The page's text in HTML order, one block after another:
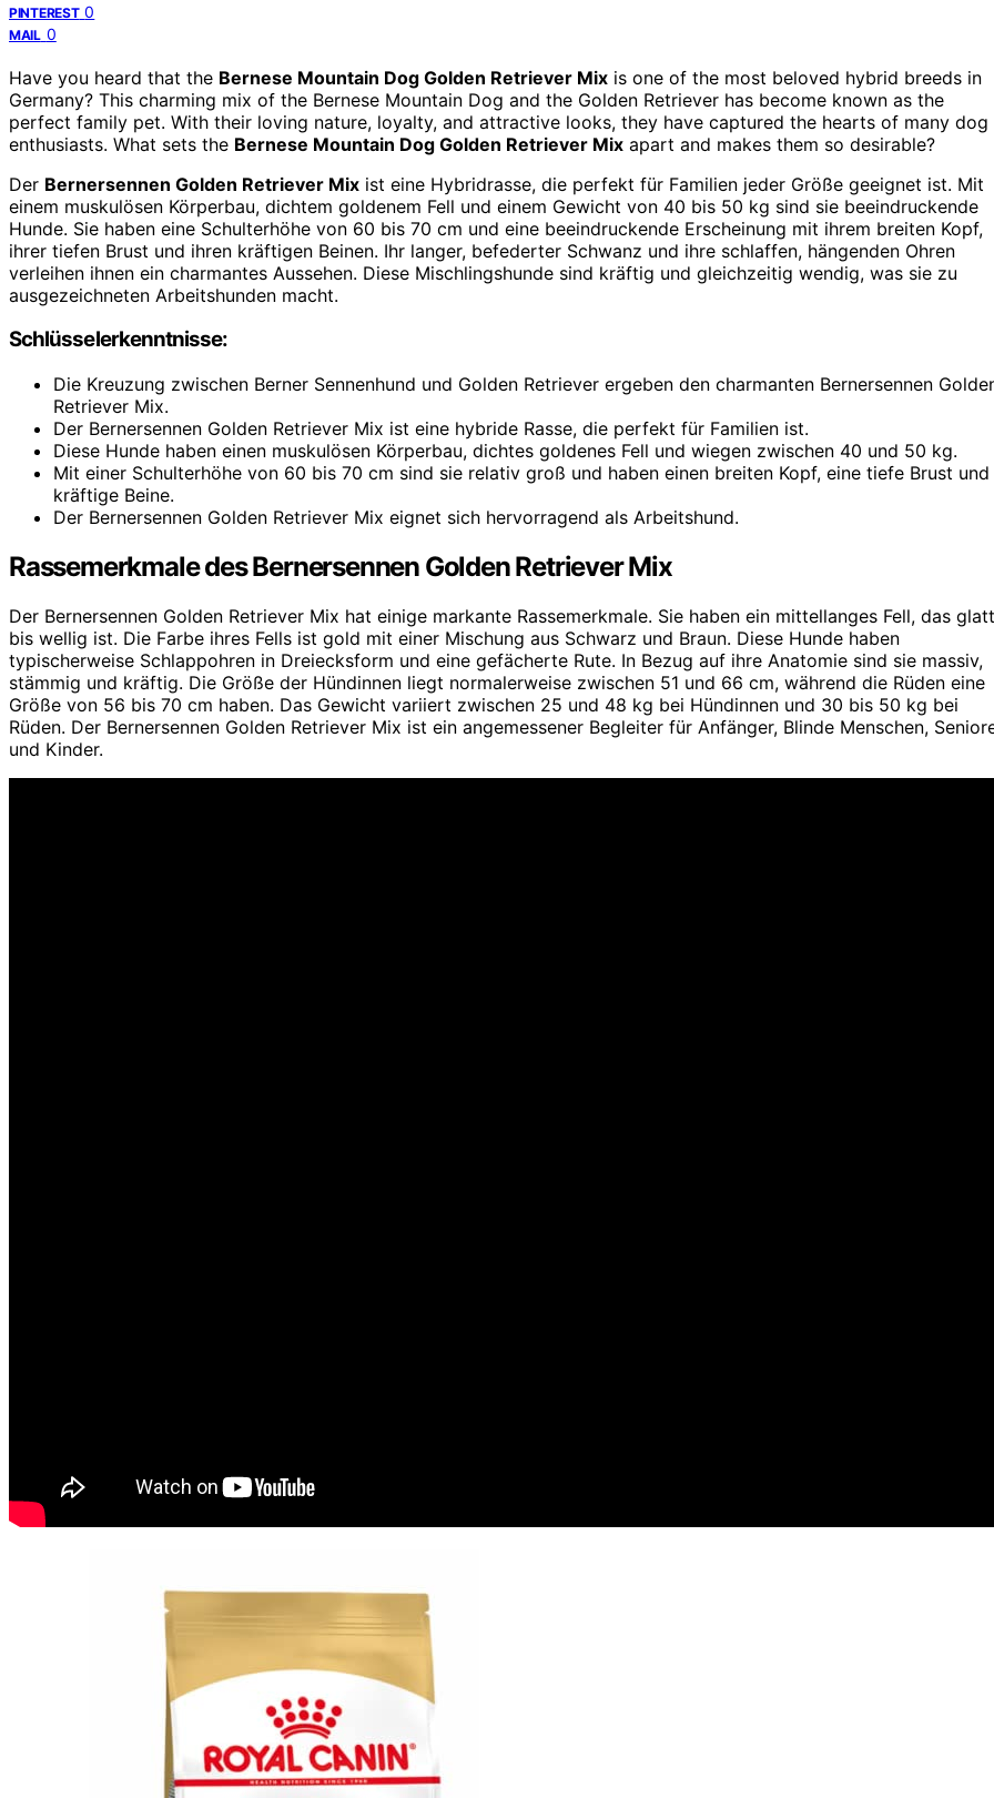
PINTEREST 0
MAIL 0
Have you heard that the Bernese Mountain Dog Golden Retriever Mix is one of the most beloved hybrid breeds in
Germany? This charming mix of the Bernese Mountain Dog and the Golden Retriever has become known as the
perfect family pet. With their loving nature, loyalty, and attractive looks, they have captured the hearts of many dog
enthusiasts. What sets the Bernese Mountain Dog Golden Retriever Mix apart and makes them so desirable?
Der Bernersennen Golden Retriever Mix ist eine Hybridrasse, die perfekt für Familien jeder Größe geeignet ist. Mit
einem muskulösen Körperbau, dichtem goldenem Fell und einem Gewicht von 40 bis 50 kg sind sie beeindruckende
Hunde. Sie haben eine Schulterhöhe von 60 bis 70 cm und eine beeindruckende Erscheinung mit ihrem breiten Kopf,
ihrer tiefen Brust und ihren kräftigen Beinen. Ihr langer, befederter Schwanz und ihre schlaffen, hängenden Ohren
verleihen ihnen ein charmantes Aussehen. Diese Mischlingshunde sind kräftig und gleichzeitig wendig, was sie zu
ausgezeichneten Arbeitshunden macht.
Schlüsselerkenntnisse:
Die Kreuzung zwischen Berner Sennenhund und Golden Retriever ergeben den charmanten Bernersennen
Retriever Mix.
Der Bernersennen Golden Retriever Mix ist eine hybride Rasse, die perfekt für Familien ist.
Diese Hunde haben einen muskulösen Körperbau, dichtes goldenes Fell und wiegen zwischen 40 und 50 kg.
Mit einer Schulterhöhe von 60 bis 70 cm sind sie relativ groß und haben einen breiten Kopf, eine tiefe Brust und
kräftige Beine.
Der Bernersennen Golden Retriever Mix eignet sich hervorragend als Arbeitshund.
Rassemerkmale des Bernersennen Golden Retriever Mix
Der Bernersennen Golden Retriever Mix hat einige markante Rassemerkmale. Sie haben ein mittellanges Fell, das glatt
bis wellig ist. Die Farbe ihres Fells ist gold mit einer Mischung aus Schwarz und Braun. Diese Hunde haben
typischerweise Schlappohren in Dreiecksform und eine gefächerte Rute. In Bezug auf ihre Anatomie sind sie massiv,
stämmig und kräftig. Die Größe der Hündinnen liegt normalerweise zwischen 51 und 66 cm, während die Rüden eine
Größe von 56 bis 70 cm haben. Das Gewicht variiert zwischen 25 und 48 kg bei Hündinnen und 30 bis 50 kg bei
Rüden. Der Bernersennen Golden Retriever Mix ist ein angemessener Begleiter für Anfänger, Blinde Menschen,
und Kinder.